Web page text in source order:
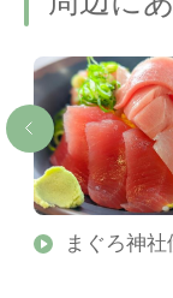
まぐろ神社